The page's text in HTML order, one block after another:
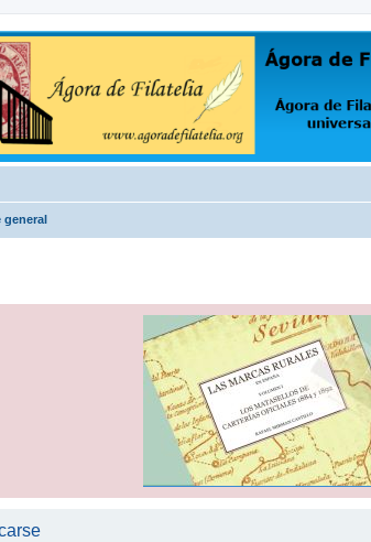
de Filatelia
filatelia o sobre lo que se tercie. Ágora de Filatelia es un foro
general